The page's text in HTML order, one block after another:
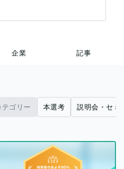
企業 記事
ゴリー 本選考 説明会・セミ